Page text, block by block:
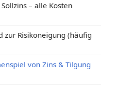
– alle Kosten
zur Risikoneigung (häufig
von Zins & Tilgung